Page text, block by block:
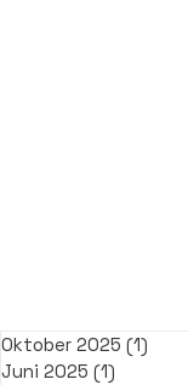
Oktober 2025 (1)
Juni 2025 (1)